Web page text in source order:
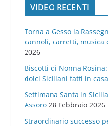
o
r
e
VIDEO RECENTI
Torna a Gesso la
cannoli, carretti, musica
2026
Biscotti di Nonna
dolci Siciliani fatti in casa
Settimana Santa in
Assoro 28 Febbraio 2026
Straordinario successo